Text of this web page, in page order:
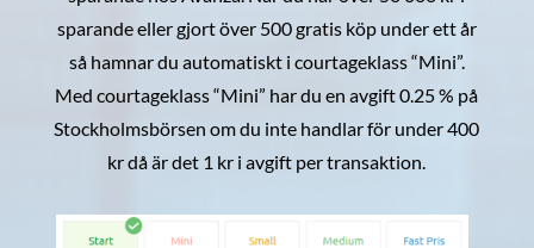
sparande eller gjort över 500 gratis köp under ett år
så hamnar du automatiskt i courtageklass “Mini”.
Med courtageklass “Mini” har du en avgift 0.25 % på
Stockholmsbörsen om du inte handlar för under 400
kr då är det 1 kr i avgift per transaktion.